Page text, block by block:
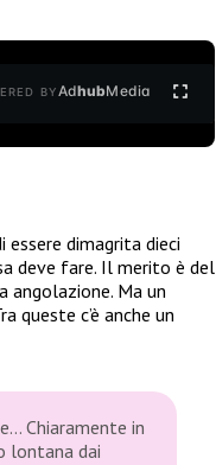
BYAdhubMedia
essere dimagrita dieci
deve fare. Il merito è del
angolazione. Ma un
queste c’è anche un
Chiaramente in
lontana dai